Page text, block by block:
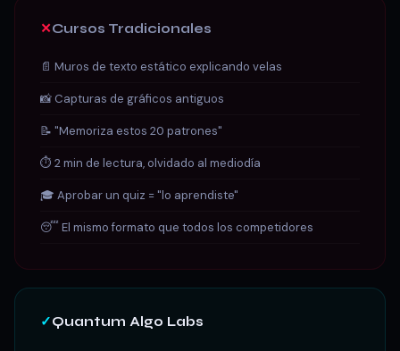
✕Cursos Tradicionales
📄 Muros de texto estático explicando velas
📸 Capturas de gráficos antiguos
📝 "Memoriza estos 20 patrones"
⏱ 2 min de lectura, olvidado al mediodía
🎓 Aprobar un quiz = "lo aprendiste"
😴 El mismo formato que todos los competidores
✓Quantum Algo Labs